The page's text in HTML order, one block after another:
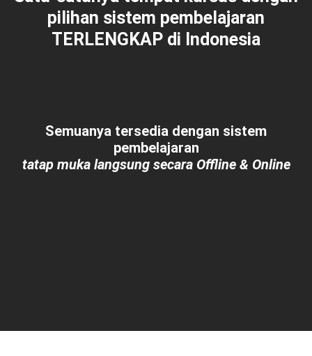
pilihan sistem pembelajaran
TERLENGKAP di Indonesia
Semuanya tersedia dengan sistem
pembelajaran
tatap muka langsung secara Offline & Online